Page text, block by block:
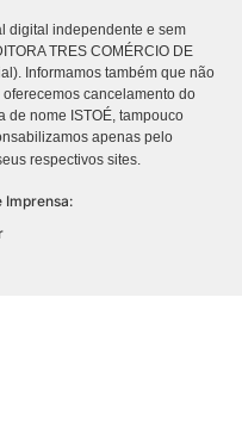
digital independente e sem
TRES COMÉRCIO DE
Informamos também que não
cancelamento do
de nome ISTOÉ, tampouco
apenas pelo
respectivos sites.
Imprensa: